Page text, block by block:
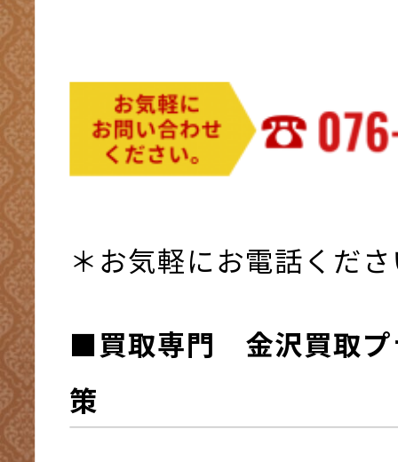
＊お気軽にお電話くだ
■買取専門 金沢買取プ
策